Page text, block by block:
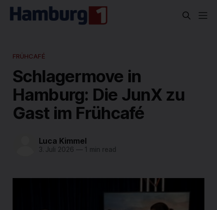
FRÜHCAFÉ
Schlagermove in
Hamburg: Die JunX zu
Gast im Frühcafé
Luca Kimmel
3. Juli 2026 —1 min read